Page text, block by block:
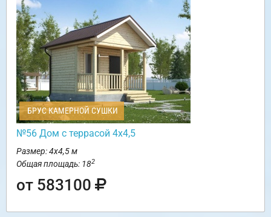
БРУС КАМЕРНОЙ СУШКИ
№56 Дом с террасой 4х4,5
Размер: 4х4,5 м
Общая площадь: 182
от 583100